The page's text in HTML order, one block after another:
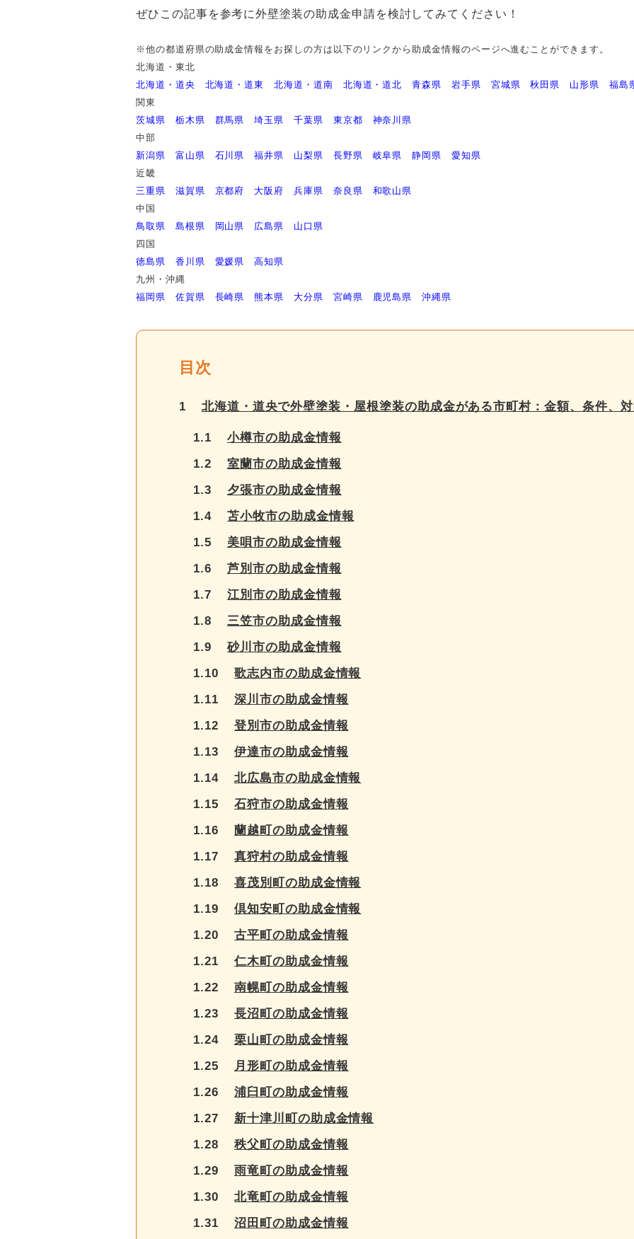
ぜひこの記事を参考に外壁塗装の助成金申請を検討してみてください！
※他の都道府県の助成金情報をお探しの方は以下のリンクから助成金情報のページへ進むことができます。
北海道・東北
北海道・道央
北海道・道東 北海道・道南 北海道・道北 青森県 岩手県 宮城県 秋田県 山形県
福島
関東
茨城県
栃木県 群馬県 埼玉県 千葉県 東京都
神奈川県
中部
新潟県
富山県 石川県 福井県 山梨県 長野県 岐阜県 静岡県
愛知県
近畿
三重県
滋賀県 京都府 大阪府 兵庫県 奈良県
和歌山県
中国
鳥取県
島根県 岡山県 広島県
山口県
四国
徳島県
香川県 愛媛県
高知県
九州・沖縄
福岡県
佐賀県 長崎県 熊本県 大分県 宮崎県 鹿児島県 沖縄県
目次
1 北海道・道央で外壁塗装・屋根塗装の助成金がある市町村：金額、条件、
1.1
小樽市の助成金情報
1.2
室蘭市の助成金情報
1.3
夕張市の助成金情報
1.4
苫小牧市の助成金情報
1.5
美唄市の助成金情報
1.6
芦別市の助成金情報
1.7
江別市の助成金情報
1.8
三笠市の助成金情報
1.9
砂川市の助成金情報
1.10
歌志内市の助成金情報
1.11
深川市の助成金情報
1.12
登別市の助成金情報
1.13
伊達市の助成金情報
1.14
北広島市の助成金情報
1.15
石狩市の助成金情報
1.16
蘭越町の助成金情報
1.17
真狩村の助成金情報
1.18
喜茂別町の助成金情報
1.19
倶知安町の助成金情報
1.20
古平町の助成金情報
1.21
仁木町の助成金情報
1.22
南幌町の助成金情報
1.23
長沼町の助成金情報
1.24
栗山町の助成金情報
1.25
月形町の助成金情報
1.26
浦臼町の助成金情報
1.27
新十津川町の助成金情報
1.28
秩父町の助成金情報
1.29
雨竜町の助成金情報
1.30
北竜町の助成金情報
1.31
沼田町の助成金情報